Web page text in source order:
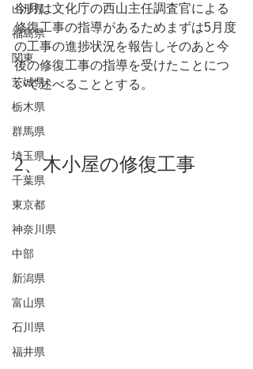
山形県
福島県
関東
茨城県
栃木県
群馬県
埼玉県
千葉県
東京都
神奈川県
中部
新潟県
富山県
石川県
福井県
今月は文化庁の西山主任調査官による
修復工事の指導があるためまずは5月度
の工事の進捗状況を報告しそのあと今
後の修復工事の指導を受けたことにつ
いて述べることとする。
2、木小屋の修復工事